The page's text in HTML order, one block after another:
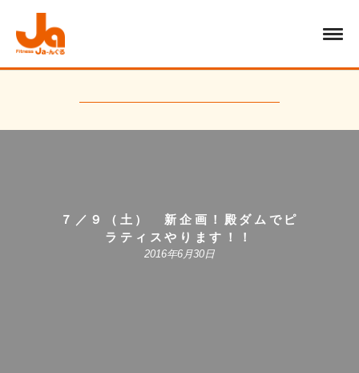
７／９（土） 新企画！殿ダムでピ
ラティスやります！！
2016年6月30日